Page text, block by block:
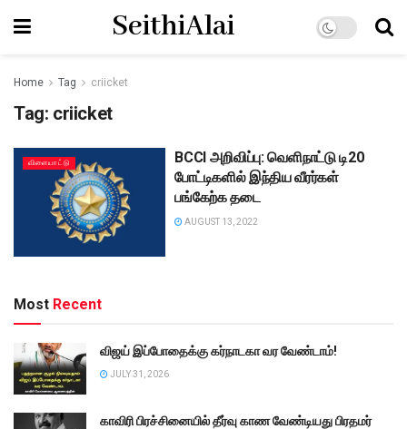
SeithiAlai
Home Tag criicket
Tag: criicket
விளையாட்டு
BCCI அறிவிப்பு: வெளிநாட்டு டி20
போட்டிகளில் இந்திய வீரர்கள்
பங்கேற்க தடை
AUGUST 13, 2022
Most Recent
விஜய் இப்போதைக்கு கர்நாடகா வர வேண்டாம்!
JULY 31, 2026
காவிரி பிரச்சினையில் தீர்வு காண வேண்டியது பிரதமர்